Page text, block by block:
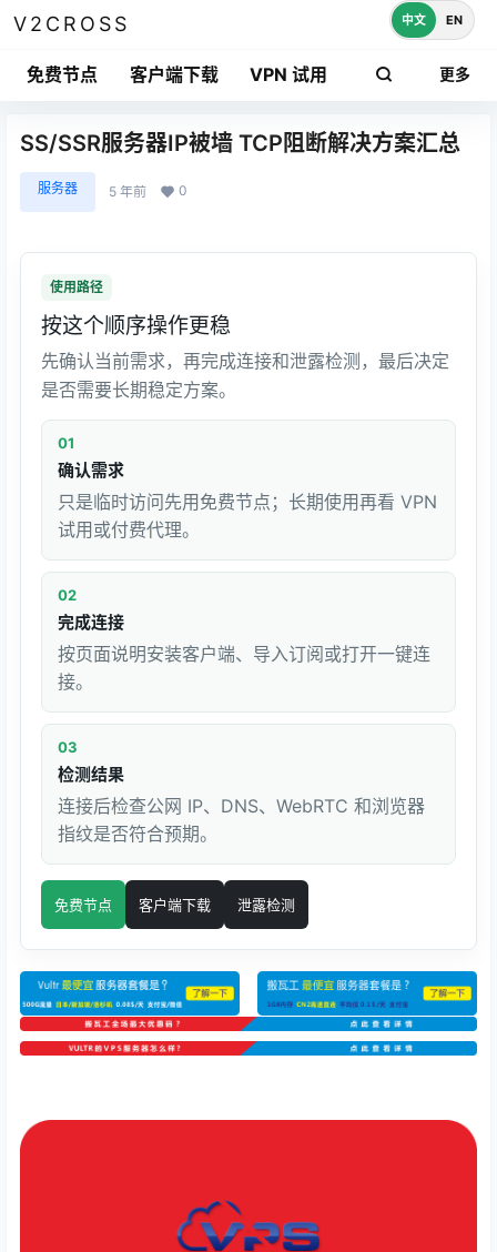
V2CROSS
免费节点 客户端下载 VPN 试用 更多
中文 EN
SS/SSR服务器IP被墙 TCP阻断解决方案汇总
服务器 5 年前 0
使用路径
按这个顺序操作更稳
先确认当前需求，再完成连接和泄露检测，最后决定
是否需要长期稳定方案。
01
确认需求
只是临时访问先用免费节点；长期使用再看 VPN
试用或付费代理。
02
完成连接
按页面说明安装客户端、导入订阅或打开一键连
接。
03
检测结果
连接后检查公网 IP、DNS、WebRTC 和浏览器
指纹是否符合预期。
免费节点 客户端下载 泄露检测